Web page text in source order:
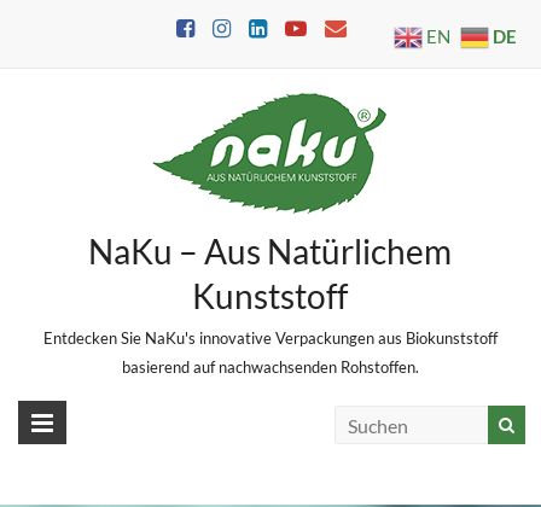
NaKu – Aus Natürlichem
Kunststoff
Entdecken Sie NaKu's innovative Verpackungen aus Biokunststoff
basierend auf nachwachsenden Rohstoffen.
EN DE